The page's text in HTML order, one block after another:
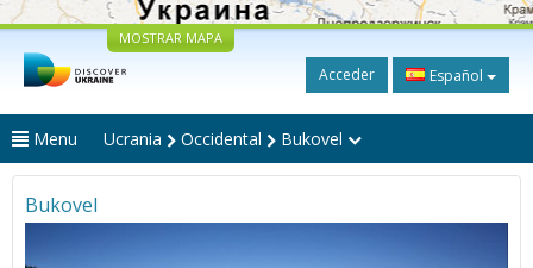
MOSTRAR MAPA
Acceder Español
Menu Ucrania Occidental Bukovel
Bukovel